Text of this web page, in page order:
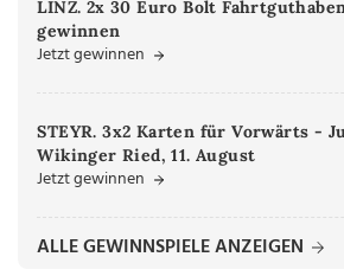
LINZ. 2x 30 Euro Bolt
gewinnen
Jetzt gewinnen
STEYR. 3x2 Karten für Vorwärts -
Wikinger Ried, 11. August
Jetzt gewinnen
ALLE GEWINNSPIELE ANZEIGEN